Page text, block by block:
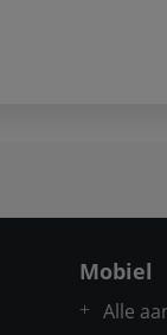
Mobiel
Alle